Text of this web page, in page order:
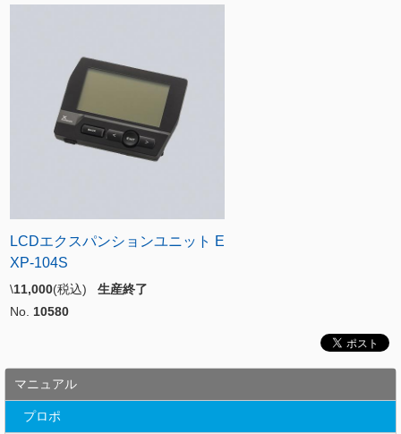
LCDエクスパンションユニット E
XP-104S
\11,000(税込) 生産終了
No. 10580
マニュアル
プロポ